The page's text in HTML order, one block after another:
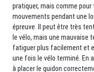
pratiquer, mais comme
mouvements pendant une
épreuve. Il peut être très
le vélo, mais une mauvaise
fatiguer plus facilement et
une fois le vélo terminé. En
à placer le guidon